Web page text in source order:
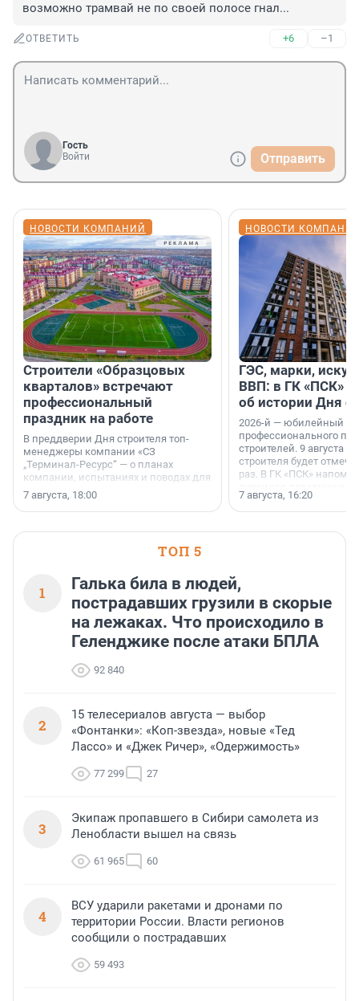
возможно трамвай не по своей полосе гнал...
ОТВЕТИТЬ +6 –1
Гость
Войти
Отправить
НОВОСТИ КОМПАНИЙ
Строители «Образцовых
кварталов» встречают
профессиональный
праздник на работе
В преддверии Дня строителя топ-
менеджеры компании «СЗ
„Терминал-Ресурс“ — о планах
компании, испытаниях и поводах для
осторожного оптимизма.
7 августа, 18:00
НОВОСТИ
ГЭС, марки,
ВВП: в ГК «ПСК»
об истории Дня
2026-й — юбилейный
профессионального
строителей. 9 августа
строителя будет
раз. В ГК «ПСК»
поменялась роль
7 августа, 16:20
ТОП 5
1
Галька била в людей,
пострадавших грузили в скорые
на лежаках. Что происходило в
Геленджике после атаки БПЛА
92 840
2
15 телесериалов августа — выбор
«Фонтанки»: «Коп-звезда», новые «Тед
Лассо» и «Джек Ричер», «Одержимость»
77 299 27
3
Экипаж пропавшего в Сибири самолета из
Ленобласти вышел на связь
61 965 60
4
ВСУ ударили ракетами и дронами по
территории России. Власти регионов
сообщили о пострадавших
59 493